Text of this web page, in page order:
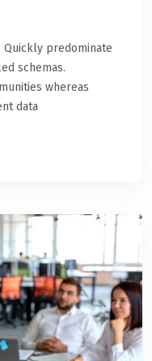
predominate
schemas.
whereas
data